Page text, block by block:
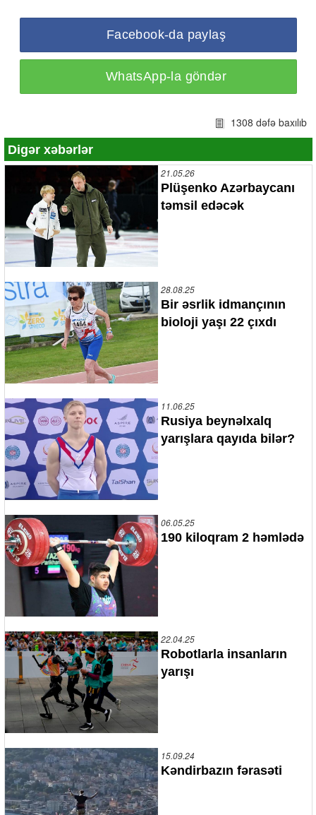
Facebook-da paylaş
WhatsApp-la göndər
1308 dəfə baxılıb
Digər xəbərlər
21.05.26
Plüşenko Azərbaycanı
təmsil edəcək
28.08.25
Bir əsrlik idmançının
bioloji yaşı 22 çıxdı
11.06.25
Rusiya beynəlxalq
yarışlara qayıda bilər?
06.05.25
190 kiloqram 2 həmlədə
22.04.25
Robotlarla insanların
yarışı
15.09.24
Kəndirbazın fərasəti